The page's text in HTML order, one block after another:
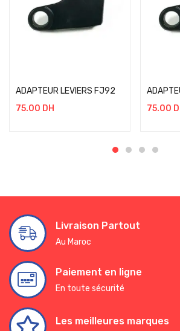
ADAPTEUR LEVIERS FJ92
75.00 DH
75.00
Livraison Partout
Au Maroc
Paiement en ligne
En toute sécurité
Les meilleures marques